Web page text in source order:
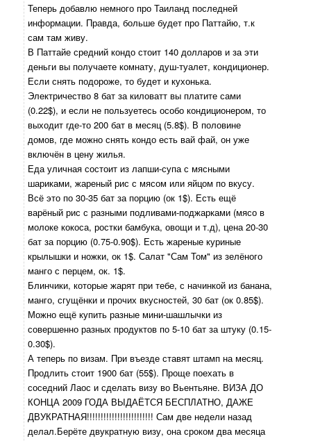
Теперь добавлю немного про Таиланд последней
информации. Правда, больше будет про Паттайю, т.к
сам там живу.
В Паттайе средний кондо стоит 140 долларов и за эти
деньги вы получаете комнату, душ-туалет, кондиционер.
Если снять подороже, то будет и кухонька.
Электричество 8 бат за киловатт вы платите сами
(0.22$), и если не пользуетесь особо кондиционером, то
выходит где-то 200 бат в месяц (5.8$). В половине
домов, где можно снять кондо есть вай фай, он уже
включён в цену жилья.
Еда уличная состоит из лапши-супа с мясными
шариками, жареный рис с мясом или яйцом по вкусу.
Всё это по 30-35 бат за порцию (ок 1$). Есть ещё
варёный рис с разными подливами-поджарками (мясо в
молоке кокоса, ростки бамбука, овощи и т.д), цена 20-30
бат за порцию (0.75-0.90$). Есть жареные куриные
крылышки и ножки, ок 1$. Салат "Сам Том" из зелёного
манго с перцем, ок. 1$.
Блинчики, которые жарят при тебе, с начинкой из банана,
манго, сгущёнки и прочих вкусностей, 30 бат (ок 0.85$).
Можно ещё купить разные мини-шашлычки из
совершенно разных продуктов по 5-10 бат за штуку (0.15-
0.30$).
А теперь по визам. При въезде ставят штамп на месяц.
Продлить стоит 1900 бат (55$). Проще поехать в
соседний Лаос и сделать визу во Вьентьяне. ВИЗА ДО
КОНЦА 2009 ГОДА ВЫДАЁТСЯ БЕСПЛАТНО, ДАЖЕ
ДВУКРАТНАЯ!!!!!!!!!!!!!!!!!!!!!!!! Сам две недели назад
делал.Берёте двукратную визу, она сроком два месяца